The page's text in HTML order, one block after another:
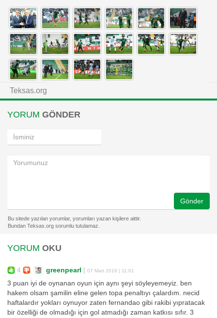
Teksas.org
YORUM GÖNDER
Gönder
YORUM OKU
4 greenpearl 07 Mart 2016 | 11:01
3 puan iyi de oynanan oyun için aynı şeyi söyleyemeyiz. ben
hakem olsam şamilin eline gelen topa penaltıyı çalardım. necid
haftalardır yokları oynuyor zaten fernandao gibi rakibi yıpratacak
bir özelliği de olmadığı için gol atmadığı zaman katkısı sıfır. 3